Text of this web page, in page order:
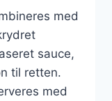
med
sauce,
til retten.
med